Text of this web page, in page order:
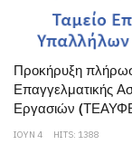
Προκήρυξη
Επαγγελματικής
Εργασιών
ΙΟΥΝ 4 HITS: 1388